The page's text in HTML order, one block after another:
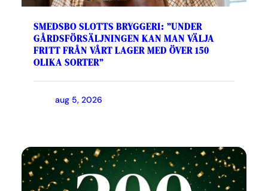
SMEDSBO SLOTTS BRYGGERI: ”UNDER
GÅRDSFÖRSÄLJNINGEN KAN MAN VÄLJA
FRITT FRÅN VÅRT LAGER MED ÖVER 150
OLIKA SORTER”
aug 5, 2026